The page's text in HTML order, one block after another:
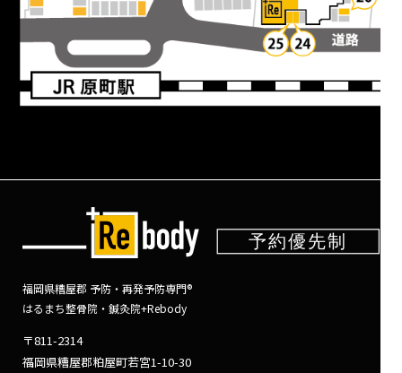
福岡県糟屋郡 予防・再発予防専門®
はるまち整骨院・鍼灸院+Rebody
〒811-2314
福岡県糟屋郡粕屋町若宮1-10-30